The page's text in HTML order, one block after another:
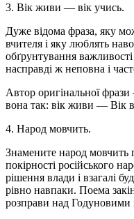
3. Вік живи — вік учись.
Дуже відома фраза, яку
вчителя і яку люблять
обґрунтування
насправді ж неповна і
Автор оригінальної
вона так: вік живи — Вік
4. Народ мовчить.
Знамените народ мовчить
покірності російського
рішення влади і взагалі
рівно навпаки. Поема
розправи над Годуновими